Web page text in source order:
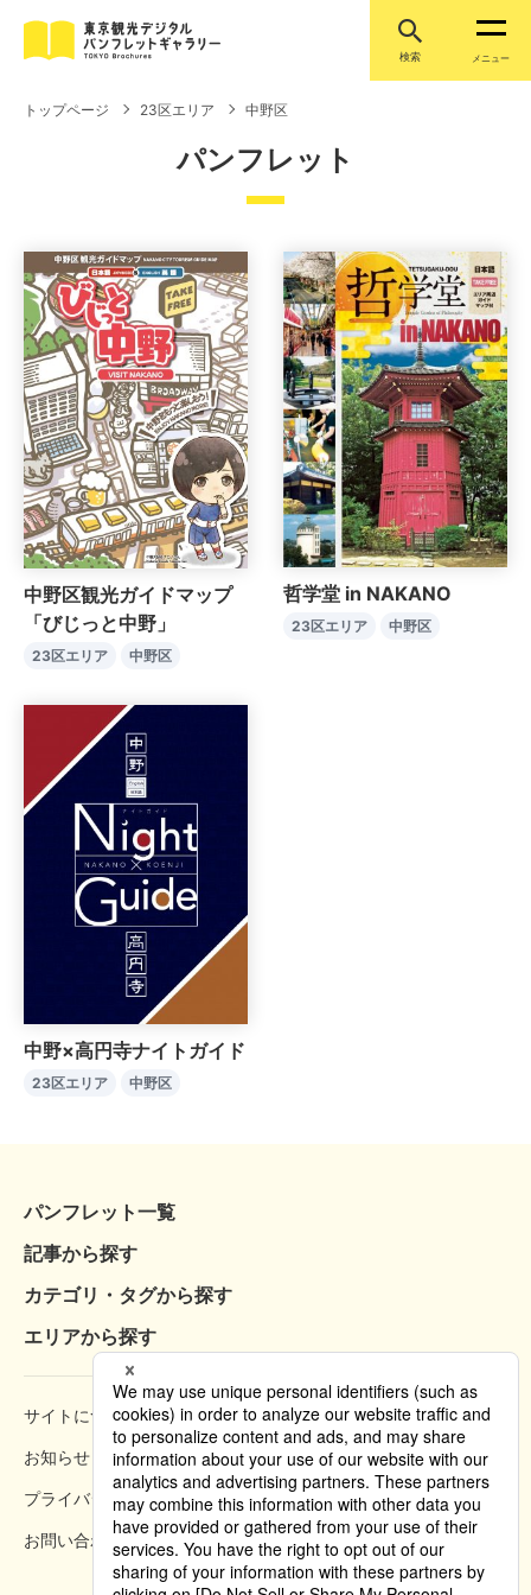
検索 メニュー
トップページ 23区エリア 中野区
パンフレット
中野区観光ガイドマップ
「びじっと中野」
23区エリア 中野区
哲学堂 in NAKANO
23区エリア 中野区
中野×高円寺ナイトガイド
23区エリア 中野区
パンフレット一覧
記事から探す
カテゴリ・タグから探す
エリアから探す
サイトについて 閲覧方法
お知らせ 掲載規約
プライバシーポリシー クッキーポリシー
お問い合わせ 掲載方法のご案内